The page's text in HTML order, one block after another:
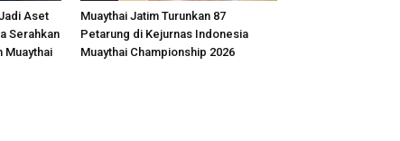
Aset
Serahkan
Muaythai
Muaythai Jatim Turunkan 87
Petarung di Kejurnas Indonesia
Muaythai Championship 2026